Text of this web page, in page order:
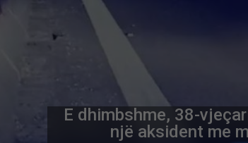
E dhimbshme, 38-
një aksident me